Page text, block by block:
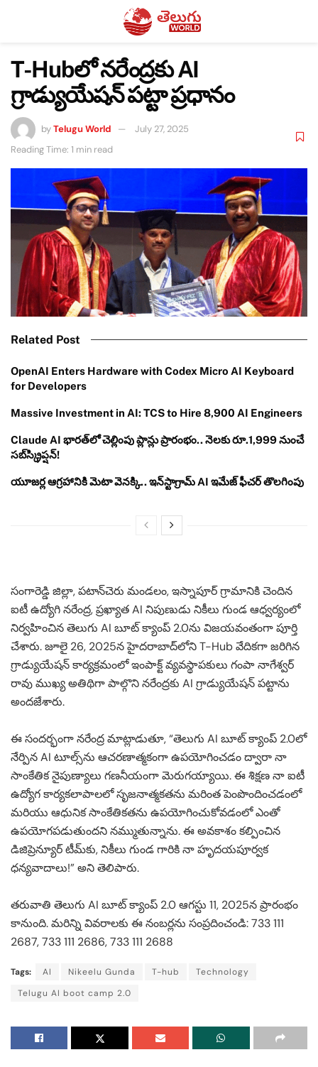
T-Hubలో నరేంద్రకు AI
గ్రాడ్యుయేషన్ పట్టా ప్రధానం
byTelugu World
July 27, 2025
Reading Time: 1 min read
Related Post
OpenAI Enters Hardware with Codex Micro AI Keyboard
for Developers
Massive Investment in AI: TCS to Hire 8,900 AI Engineers
Claude AI భారత్‌లో చెల్లింపు ప్లాన్లు ప్రారంభం.. నెలకు రూ.1,999 నుంచే
సబ్‌స్క్రిప్షన్!
యూజర్ల ఆగ్రహానికి మెటా వెనక్కి.. ఇన్‌స్టాగ్రామ్ AI ఇమేజ్ ఫీచర్ తొలగింపు
సంగారెడ్డి జిల్లా, పటాన్‌చెరు మండలం, ఇస్నాపూర్ గ్రామానికి చెందిన
ఐటీ ఉద్యోగి నరేంద్ర, ప్రఖ్యాత AI నిపుణుడు నికీలు గుండ ఆధ్వర్యంలో
నిర్వహించిన తెలుగు AI బూట్ క్యాంప్ 2.0ను విజయవంతంగా పూర్తి
చేశారు. జూలై 26, 2025న హైదరాబాద్‌లోని T-Hub వేదికగా జరిగిన
గ్రాడ్యుయేషన్ కార్యక్రమంలో ఇంపాక్ట్ వ్యవస్థాపకులు గంపా నాగేశ్వర్
రావు ముఖ్య అతిథిగా పాల్గొని నరేంద్రకు AI గ్రాడ్యుయేషన్ పట్టాను
అందజేశారు.
ఈ సందర్భంగా నరేంద్ర మాట్లాడుతూ, “తెలుగు AI బూట్ క్యాంప్ 2.0లో
నేర్పిన AI టూల్స్‌ను ఆచరణాత్మకంగా ఉపయోగించడం ద్వారా నా
సాంకేతిక నైపుణ్యాలు గణనీయంగా మెరుగయ్యాయి. ఈ శిక్షణ నా ఐటీ
ఉద్యోగ కార్యకలాపాలలో సృజనాత్మకతను మరింత పెంపొందించడంలో
మరియు ఆధునిక సాంకేతికతను ఉపయోగించుకోవడంలో ఎంతో
ఉపయోగపడుతుందని నమ్ముతున్నాను. ఈ అవకాశం కల్పించిన
డిజిప్రెన్యూర్ టీమ్‌కు, నికీలు గుండ గారికి నా హృదయపూర్వక
ధన్యవాదాలు!” అని తెలిపారు.
తరువాతి తెలుగు AI బూట్ క్యాంప్ 2.0 ఆగస్టు 11, 2025న ప్రారంభం
కానుంది. మరిన్ని వివరాలకు ఈ నంబర్లను సంప్రదించండి: 733 111
2687, 733 111 2686, 733 111 2688
Tags: AI Nikeelu Gunda T-hub
Technology
Telugu AI boot camp 2.0